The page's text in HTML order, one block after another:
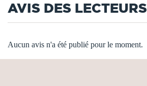
AVIS DES LECTEURS
Aucun avis n'a été publié pour le moment.